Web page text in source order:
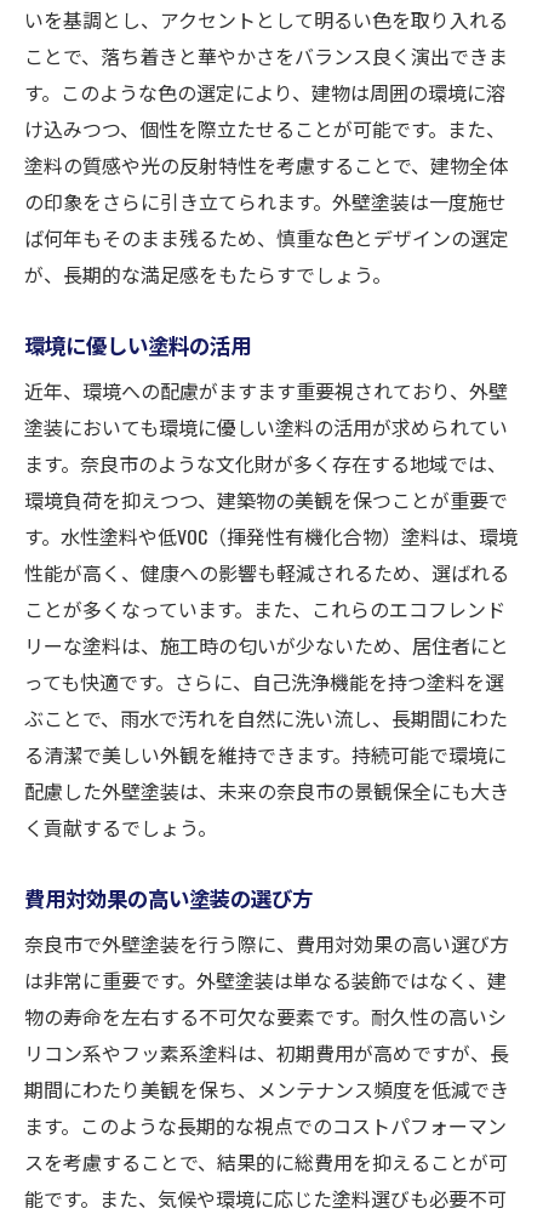
いを基調とし、アクセントとして明るい色を取り入れる
ことで、落ち着きと華やかさをバランス良く演出できま
す。このような色の選定により、建物は周囲の環境に溶
け込みつつ、個性を際立たせることが可能です。また、
塗料の質感や光の反射特性を考慮することで、建物全体
の印象をさらに引き立てられます。外壁塗装は一度施せ
ば何年もそのまま残るため、慎重な色とデザインの選定
が、長期的な満足感をもたらすでしょう。
環境に優しい塗料の活用
近年、環境への配慮がますます重要視されており、外壁
塗装においても環境に優しい塗料の活用が求められてい
ます。奈良市のような文化財が多く存在する地域では、
環境負荷を抑えつつ、建築物の美観を保つことが重要で
す。水性塗料や低VOC（揮発性有機化合物）塗料は、環境
性能が高く、健康への影響も軽減されるため、選ばれる
ことが多くなっています。また、これらのエコフレンド
リーな塗料は、施工時の匂いが少ないため、居住者にと
っても快適です。さらに、自己洗浄機能を持つ塗料を選
ぶことで、雨水で汚れを自然に洗い流し、長期間にわた
る清潔で美しい外観を維持できます。持続可能で環境に
配慮した外壁塗装は、未来の奈良市の景観保全にも大き
く貢献するでしょう。
費用対効果の高い塗装の選び方
奈良市で外壁塗装を行う際に、費用対効果の高い選び方
は非常に重要です。外壁塗装は単なる装飾ではなく、建
物の寿命を左右する不可欠な要素です。耐久性の高いシ
リコン系やフッ素系塗料は、初期費用が高めですが、長
期間にわたり美観を保ち、メンテナンス頻度を低減でき
ます。このような長期的な視点でのコストパフォーマン
スを考慮することで、結果的に総費用を抑えることが可
能です。また、気候や環境に応じた塗料選びも必要不可